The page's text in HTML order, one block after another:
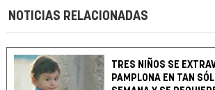
NOTICIAS RELACIONADAS
TRES NIÑOS SE
PAMPLONA EN TAN